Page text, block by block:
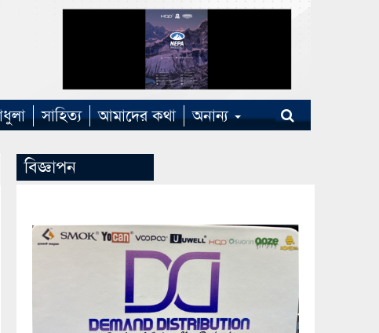
সাহিত্য আমাদের কথা অনান্য
বিজ্ঞাপন